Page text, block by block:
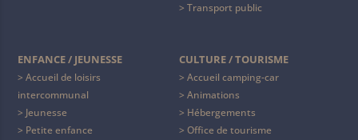
Transport public
ENFANCE / JEUNESSE
Accueil de loisirs
intercommunal
Jeunesse
Petite enfance
CULTURE / TOURISME
Accueil camping-car
Animations
Hébergements
Office de tourisme